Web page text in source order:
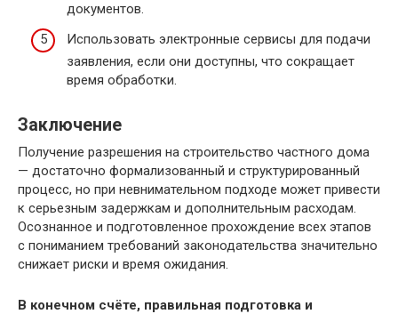
документов.
Использовать электронные сервисы для подачи
заявления, если они доступны, что сокращает
время обработки.
Заключение
Получение разрешения на строительство частного дома
— достаточно формализованный и структурированный
процесс, но при невнимательном подходе может привести
к серьезным задержкам и дополнительным расходам.
Осознанное и подготовленное прохождение всех этапов
с пониманием требований законодательства значительно
снижает риски и время ожидания.
В конечном счёте, правильная подготовка и